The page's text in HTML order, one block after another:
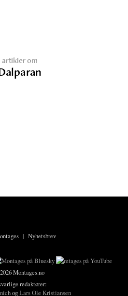
artikler om
| Nyhetsbrev
Montages.no
redaktører:
ogLars Ole Kristiansen